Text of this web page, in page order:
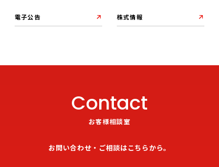
電子公告 株式情報
Contact
お客様相談室
お問い合わせ・ご相談はこちらから。